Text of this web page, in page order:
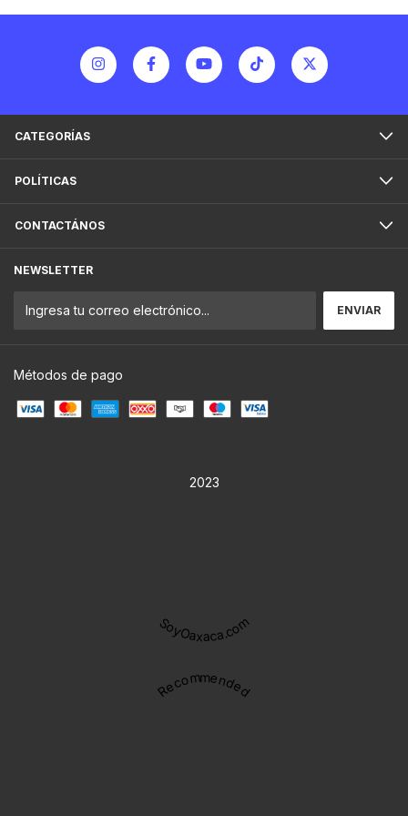
CATEGORÍAS
POLÍTICAS
CONTACTÁNOS
NEWSLETTER
Métodos de pago
2023
SoyOaxaca.com
Recommended